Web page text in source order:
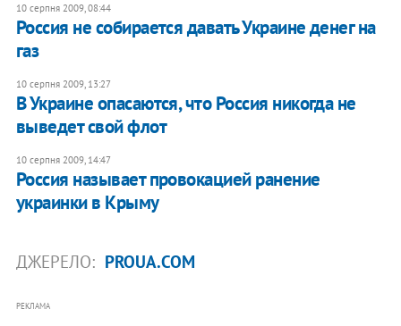
10 серпня 2009, 08:44
Россия не собирается давать Украине денег на
газ
10 серпня 2009, 13:27
В Украине опасаются, что Россия никогда не
выведет свой флот
10 серпня 2009, 14:47
Россия называет провокацией ранение
украинки в Крыму
ДЖЕРЕЛО: PROUA.COM
РЕКЛАМА